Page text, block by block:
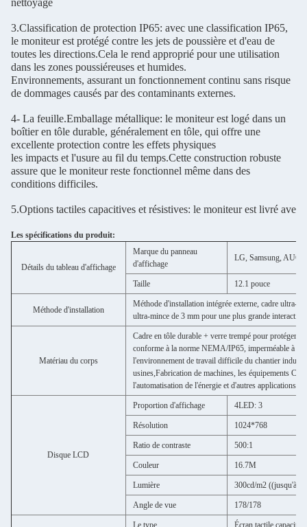
nettoyage
3.Classification de protection IP65: avec une classification IP65,
le moniteur est protégé contre les jets de poussière et d'eau de
toutes les directions.Cela le rend approprié pour une utilisation
dans les zones poussiéreuses et humides.
Environnements, assurant un fonctionnement continu sans risque
de dommages causés par des contaminants externes.
4- La feuille.Emballage métallique: le moniteur est logé dans un
boîtier en tôle durable, généralement en tôle, qui offre une
excellente protection contre les effets physiques
les impacts et l'usure au fil du temps.Cette construction robuste
assure que le moniteur reste fonctionnel même dans des
conditions difficiles.
5.Options tactiles capacitives et résistives: le moniteur est livré
Les spécifications du produit:
Détails du tableau d'affichage
Marque du panneau
d'affichage
LG, Samsung, AUO,
Taille 12.1 pouce
Méthode d'installation
Méthode d'installation intégrée externe, cadre ultra-
ultra-mince de 3 mm pour une plus grande
Matériau du corps
Cadre en tôle durable + verre trempé pour protéger
conforme à la norme NEMA/IP65, imperméable à
l'environnement de travail difficile du chantier
usines,Fabrication de machines, les équipements
l'automatisation de l'énergie et d'autres applications
Disque LCD
Proportion d'affichage 4LED: 3
Résolution 1024*768
Ratio de contraste 500:1
Couleur 16.7M
Lumière 300cd/m2 ((jusqu'à
Angle de vue 178/178
Le type Écran tactile capacitif